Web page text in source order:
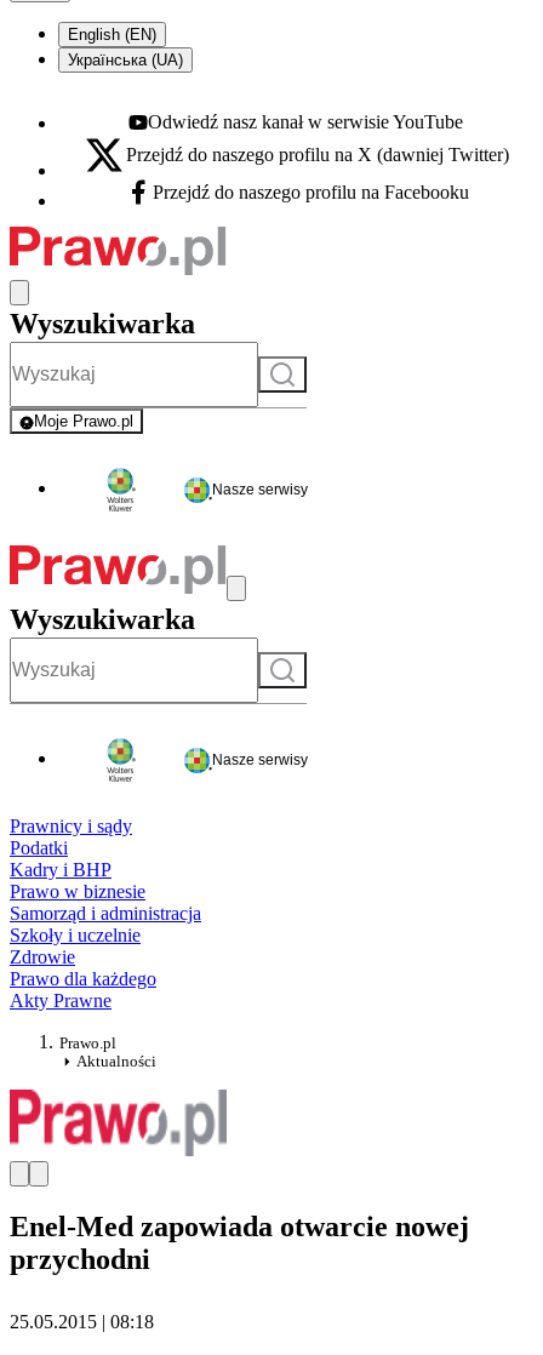
English (EN)
Українська (UA)
Youtube - otwiera się w nowej karcie
Odwiedź nasz kanał w serwisie YouTube
X - otwiera się w nowej karcie
Przejdź do naszego profilu na X (dawniej Twitter)
Facebook - otwiera się w nowej karcie
Przejdź do naszego profilu na Facebooku
Wyszukiwarka
Szukaj
Moje Prawo.pl
- rejestracja i logowanie do serwisu
Nasze serwisy
Wyszukiwarka
Szukaj
Nasze serwisy
Prawnicy i sądy
Podatki
Kadry i BHP
Prawo w biznesie
Samorząd i administracja
Szkoły i uczelnie
Zdrowie
Prawo dla każdego
Akty Prawne
Prawo.pl
Aktualności
Enel-Med zapowiada otwarcie nowej
przychodni
25.05.2015 | 08:18